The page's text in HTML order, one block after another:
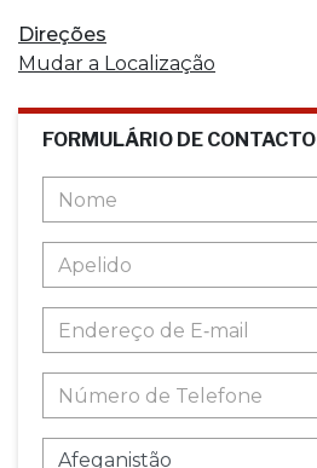
Direções
Mudar a Localização
FORMULÁRIO DE CONTACTO